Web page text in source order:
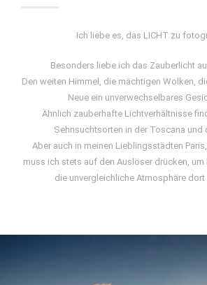
Ich liebe es, das LICHT zu
Besonders liebe ich das Zauberlicht
Den weiten Himmel, die mächtigen Wolken,
Neue ein unverwechselbares
Ähnlich zauberhafte Lichtverhältnisse
Sehnsuchtsorten in der Toscana und
Aber auch in meinen Lieblingsstädten
muss ich stets auf den Auslöser drücken,
die unvergleichliche Atmosphäre